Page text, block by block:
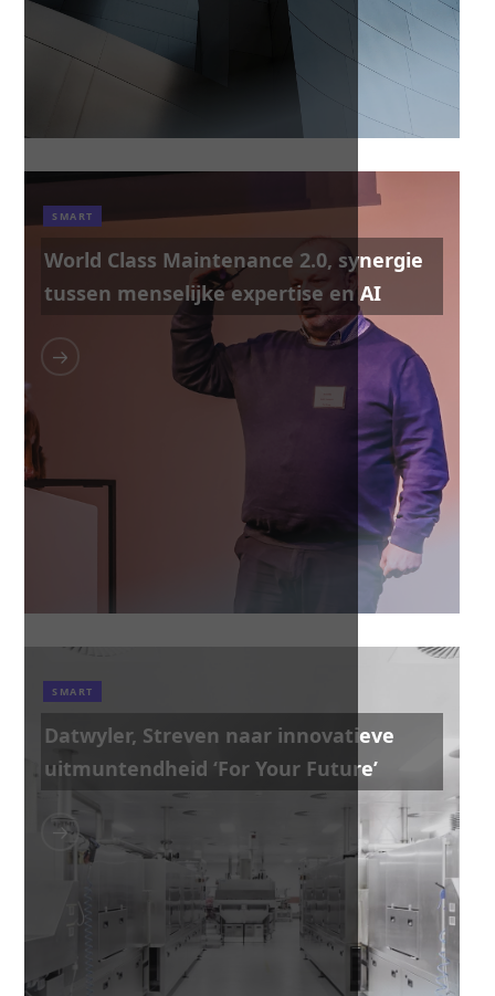
SMART
World Class Maintenance 2.0, synergie
tussen menselijke expertise en AI
SMART
Datwyler, Streven naar innovatieve
uitmuntendheid ‘For Your Future’